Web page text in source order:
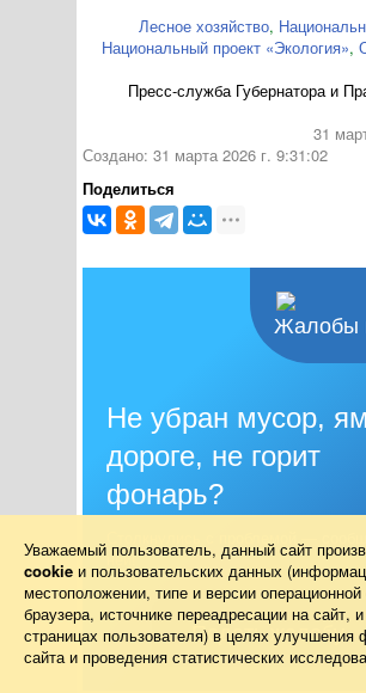
Лесное хозяйство,
Национальный проект «Экология»,
Пресс-служба Губернатора и
31
Создано: 31 марта 2026 г. 9:31:02
Поделиться
Жалобы
Не убран мусор,
дороге, не горит
фонарь?
ней!
Подать жалобу
Уважаемый пользователь, данный сайт
cookie и пользовательских данных
местоположении, типе и версии
браузера, источнике переадресации на сайт,
страницах пользователя) в целях улучшения
сайта и проведения статистических